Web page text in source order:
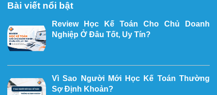
Bài viết nổi bật
Review Học Kế Toán Cho Chủ Doanh
Nghiệp Ở Đâu Tốt, Uy Tín?
Vì Sao Người Mới Học Kế Toán Thường
Sợ Định Khoản?